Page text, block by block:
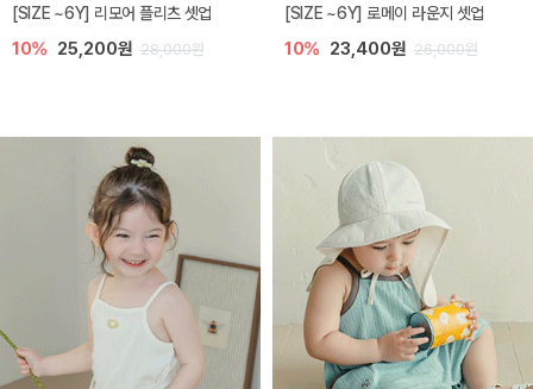
[SIZE ~6Y] 리모어 플리츠 셋업
10% 25,200원 28,000원
[SIZE ~6Y] 로메이 라운지 셋업
10% 23,400원 26,000원